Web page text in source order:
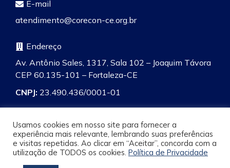
E-mail
atendimento@corecon-ce.org.br
Endereço
Av. Antônio Sales, 1317, Sala 102 – Joaquim Távora
CEP 60.135-101 – Fortaleza-CE
CNPJ: 23.490.436/0001-01
Pesquisa
Usamos cookies em nosso site para fornecer a
experiência mais relevante, lembrando suas preferências
e visitas repetidas. Ao clicar em “Aceitar”, concorda com a
utilização de TODOS os cookies. Política de Privacidade